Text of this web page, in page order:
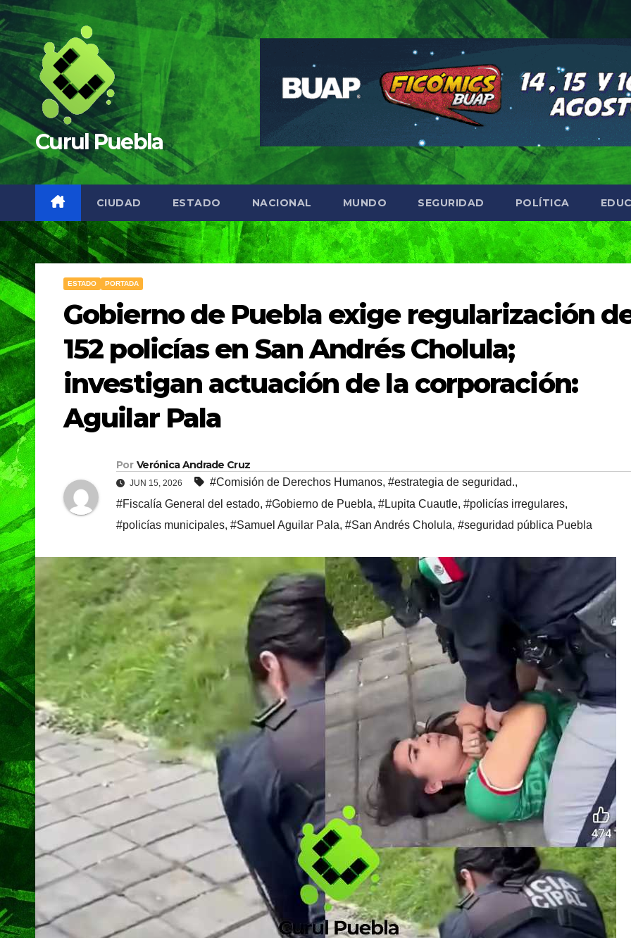
Saltar
al
contenido
Curul Puebla
CIUDAD ESTADO NACIONAL MUNDO SEGURIDAD POLÍTICA
ESTADO PORTADA
Gobierno de Puebla exige regularización
152 policías en San Andrés Cholula;
investigan actuación de la corporación:
Aguilar Pala
Por Verónica Andrade Cruz
JUN 15, 2026 #Comisión de Derechos Humanos, #estrategia de seguridad.,
#Fiscalía General del estado, #Gobierno de Puebla, #Lupita Cuautle, #policías irregulares,
#policías municipales, #Samuel Aguilar Pala, #San Andrés Cholula, #seguridad pública Puebla